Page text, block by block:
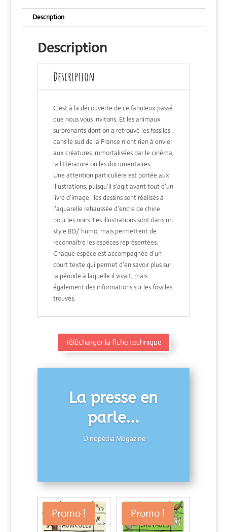
la
Description
Description
Description
C’est à la découverte de ce fabuleux passé
que nous vous invitons. Et les animaux
surprenants dont on a retrouvé les fossiles
dans le sud de la France n’ont rien à envier
aux créatures immortalisées par le cinéma,
la littérature ou les documentaires.
Une attention particulière est portée aux
illustrations, puisqu’il s’agit avant tout d’un
livre d’image. les dessins sont réalisés à
l’aquarelle rehaussée d’encre de chine
pour les noirs. Les illustrations sont dans un
style BD/ humo, mais permettent de
reconnaître les espèces représentées.
Chaque espèce est accompagnée d’un
court texte qui permet d’en savoir plus sur
la période à laquelle il vivait, mais
également des informations sur les fossiles
trouvés.
Télécharger la fiche technique
La presse en
parle...
Dinopédia Magazine
Promo ! Promo !